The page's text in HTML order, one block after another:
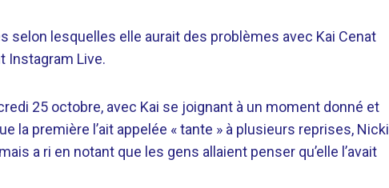
lesquelles elle aurait des problèmes avec Kai Cenat
Instagram Live.
25 octobre, avec Kai se joignant à un moment donné et
la première l’ait appelée « tante » à plusieurs reprises, Nicki
a ri en notant que les gens allaient penser qu’elle l’avait